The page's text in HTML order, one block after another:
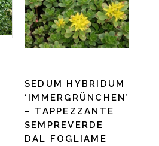
SEDUM HYBRIDUM
‘IMMERGRÜNCHEN’
– TAPPEZZANTE
SEMPREVERDE
DAL FOGLIAME